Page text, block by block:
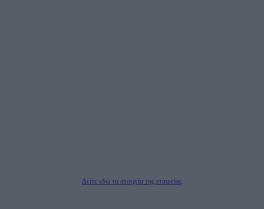
Δείτε εδώ τα στοιχεία της εταιρείας